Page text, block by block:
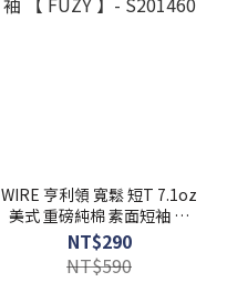
WIRE 亨利領 寬鬆 短T 7.1oz
美式 重磅純棉 素面短袖 【
FUZY 】- S201460
NT$290
NT$590